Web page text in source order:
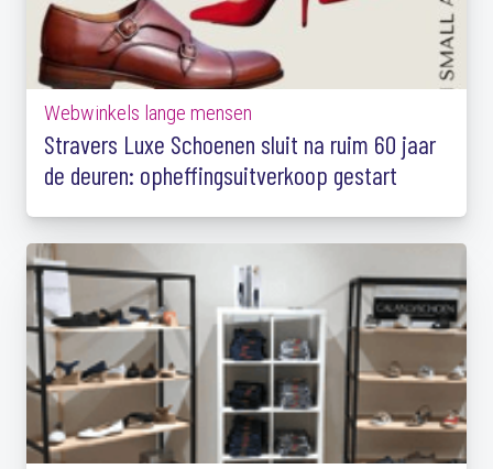
Webwinkels lange mensen
Stravers Luxe Schoenen sluit na ruim 60 jaar
de deuren: opheffingsuitverkoop gestart